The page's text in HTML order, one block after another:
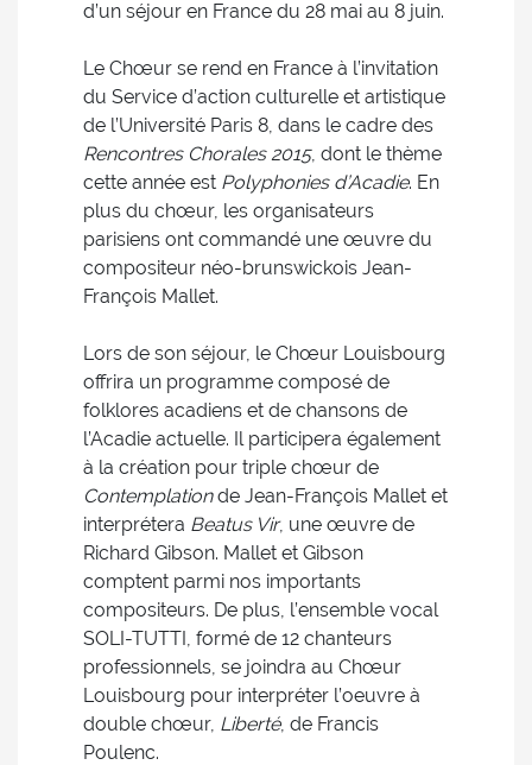
d’un séjour en France du 28 mai au 8 juin.
Le Chœur se rend en France à l’invitation
du Service d’action culturelle et artistique
de l’Université Paris 8, dans le cadre des
Rencontres Chorales 2015, dont le thème
cette année est Polyphonies d’Acadie. En
plus du chœur, les organisateurs
parisiens ont commandé une œuvre du
compositeur néo-brunswickois Jean-
François Mallet.
Lors de son séjour, le Chœur Louisbourg
offrira un programme composé de
folklores acadiens et de chansons de
l’Acadie actuelle. Il participera également
à la création pour triple chœur de
Contemplationde Jean-François Mallet et
interprétera Beatus Vir, une œuvre de
Richard Gibson. Mallet et Gibson
comptent parmi nos importants
compositeurs. De plus, l’ensemble vocal
SOLI-TUTTI, formé de 12 chanteurs
professionnels, se joindra au Chœur
Louisbourg pour interpréter l’oeuvre à
double chœur, Liberté, de Francis
Poulenc.